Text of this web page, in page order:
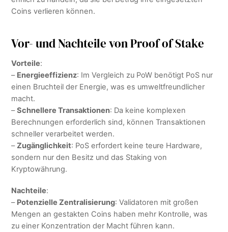
Coins verlieren können.
Vor- und Nachteile von Proof of Stake
Vorteile:
– Energieeffizienz: Im Vergleich zu PoW benötigt PoS nur
einen Bruchteil der Energie, was es umweltfreundlicher
macht.
–Schnellere Transaktionen: Da keine komplexen
Berechnungen erforderlich sind, können Transaktionen
schneller verarbeitet werden.
–Zugänglichkeit: PoS erfordert keine teure Hardware,
sondern nur den Besitz und das Staking von
Kryptowährung.
Nachteile:
– Potenzielle Zentralisierung: Validatoren mit großen
Mengen an gestakten Coins haben mehr Kontrolle, was
zu einer Konzentration der Macht führen kann.